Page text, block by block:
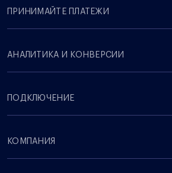
ПРИНИМАЙТЕ ПЛАТЕЖИ
АНАЛИТИКА И КОНВЕРСИИ
ПОДКЛЮЧЕНИЕ
КОМПАНИЯ